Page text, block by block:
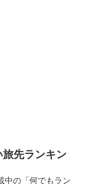
天守が青空に映え
島原城とブルーイ
活動する島原城七
先ランキン
中の「何でもラン